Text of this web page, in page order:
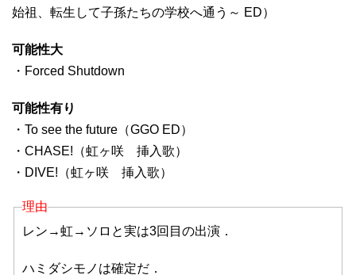
始祖、転生して子孫たちの学校へ通う～ ED）
可能性大
・Forced Shutdown
可能性有り
・To see the future（GGO ED）
・CHASE!（虹ヶ咲 挿入歌）
・DIVE!（虹ヶ咲 挿入歌）
理由
レン→虹→ソロと実は3回目の出演．
ハミダシモノは確定だ．